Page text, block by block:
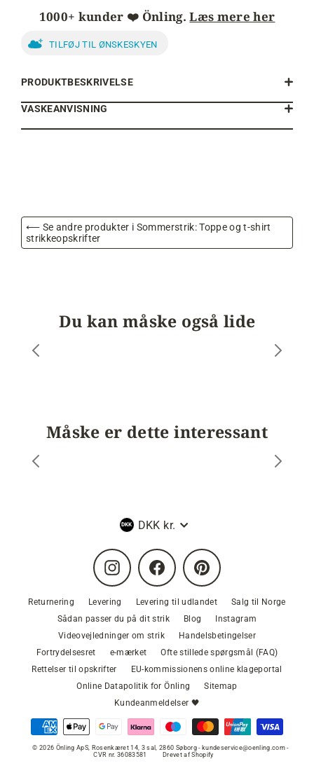
1000+ kunder ❤️ Önling.Læs mere her
TILFØJ TIL ØNSKESKYEN
PRODUKTBESKRIVELSE
VASKEANVISNING
⟵ Se andre produkter i Sommerstrik: Toppe og t-shirt
strikkeopskrifter
Du kan måske også lide
Måske er dette interessant
Valuta
DKK kr.
Instagram Facebook Pinterest
Returnering Levering Levering til udlandet
Salg til Norge
Sådan passer du på dit strik
Blog
Instagram
Videovejledninger om strik
Handelsbetingelser
Fortrydelsesret
e-mærket
Ofte stillede spørgsmål (FAQ)
Rettelser til opskrifter
EU-kommissionens online klageportal
Online Datapolitik for Önling
Sitemap
Kundeanmeldelser 🖤
© 2026 Önling ApS, Rosenkæret 14, 3 sal, 2860 Søborg - kundeservice@oenling.com -
CVR nr. 36083581
Drevet af Shopify